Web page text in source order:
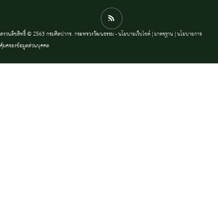
สงวนลิขสิทธิ์ © 2563 กรมศิลปากร. กระทรวงวัฒนธรรม -นโยบายเว็บไซต์|มาตรฐาน |นโยบายการ
คุ้มครองข้อมูลส่วนบุคคล